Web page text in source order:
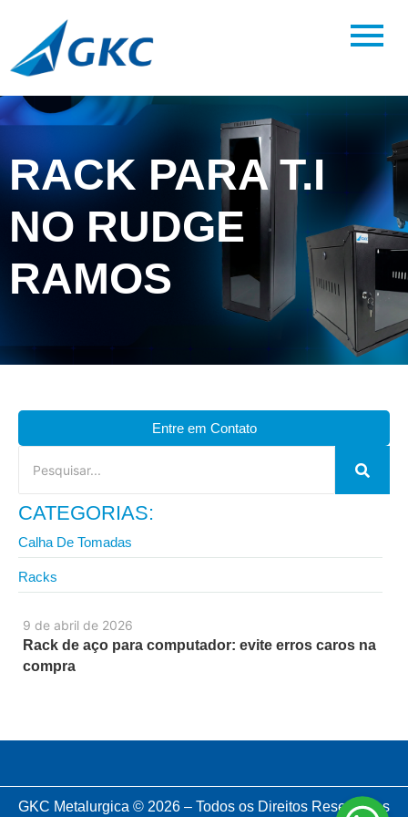
RACK PARA T.I
NO RUDGE
RAMOS
9 de abril de 2026
Rack de aço para computador: evite erros caros na
compra
Entre em Contato
CATEGORIAS:
Calha De Tomadas
Racks
GKC Metalurgica © 2026 – Todos os Direitos Reservados